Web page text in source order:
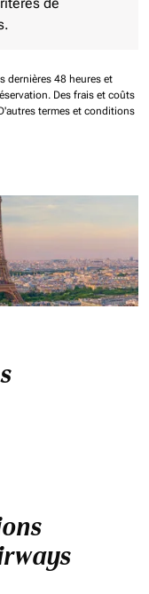
de
dernières 48 heures et
Des frais et coûts
termes et conditions